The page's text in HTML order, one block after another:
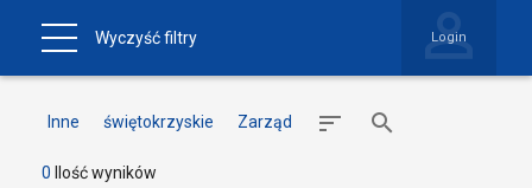
Wyczyść filtry Login
Inne świętokrzyskie Zarząd
0 Ilość wyników